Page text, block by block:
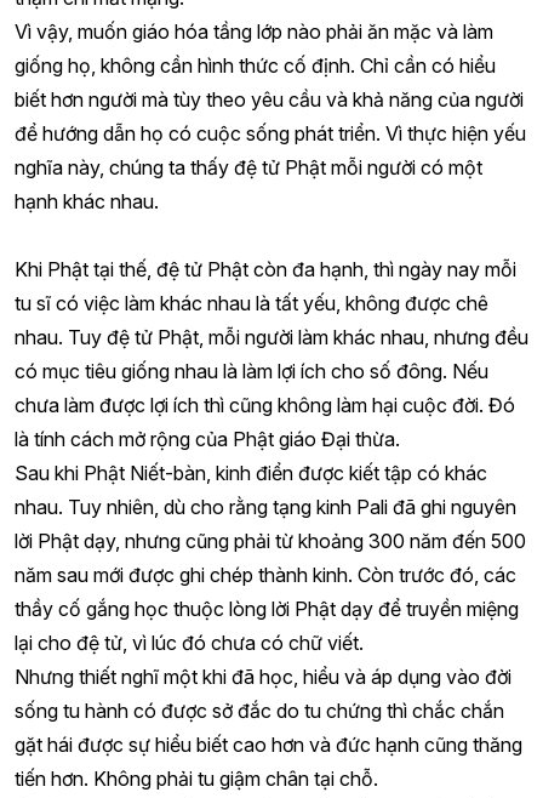
Vì vậy, muốn giáo hóa tầng lớp nào phải ăn mặc và làm
giống họ, không cần hình thức cố định. Chỉ cần có hiểu
biết hơn người mà tùy theo yêu cầu và khả năng của người
để hướng dẫn họ có cuộc sống phát triển. Vì thực hiện yếu
nghĩa này, chúng ta thấy đệ tử Phật mỗi người có một
hạnh khác nhau.
Khi Phật tại thế, đệ tử Phật còn đa hạnh, thì ngày nay mỗi
tu sĩ có việc làm khác nhau là tất yếu, không được chê
nhau. Tuy đệ tử Phật, mỗi người làm khác nhau, nhưng đều
có mục tiêu giống nhau là làm lợi ích cho số đông. Nếu
chưa làm được lợi ích thì cũng không làm hại cuộc đời. Đó
là tính cách mở rộng của Phật giáo Đại thừa.
Sau khi Phật Niết-bàn, kinh điển được kiết tập có khác
nhau. Tuy nhiên, dù cho rằng tạng kinh Pali đã ghi nguyên
lời Phật dạy, nhưng cũng phải từ khoảng 300 năm đến 500
năm sau mới được ghi chép thành kinh. Còn trước đó, các
thầy cố gắng học thuộc lòng lời Phật dạy để truyền miệng
lại cho đệ tử, vì lúc đó chưa có chữ viết.
Nhưng thiết nghĩ một khi đã học, hiểu và áp dụng vào đời
sống tu hành có được sở đắc do tu chứng thì chắc chắn
gặt hái được sự hiểu biết cao hơn và đức hạnh cũng thăng
tiến hơn. Không phải tu giậm chân tại chỗ.